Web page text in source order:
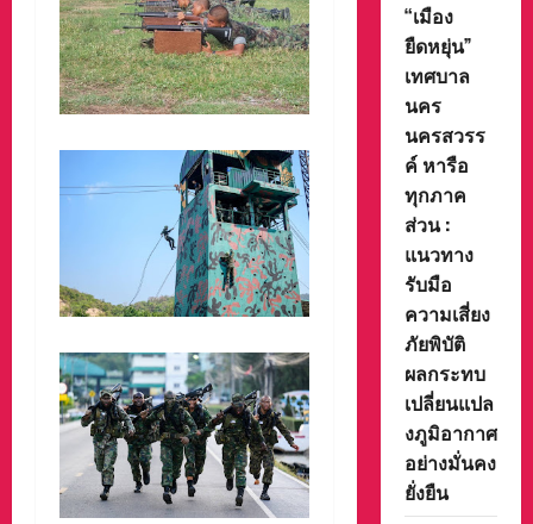
“เมือง
ยืดหยุ่น”
เทศบาล
นคร
นครสวรร
ค์ หารือ
ทุกภาค
ส่วน :
แนวทาง
รับมือ
ความเสี่ยง
ภัยพิบัติ
ผลกระทบ
เปลี่ยนแปล
งภูมิอากาศ
อย่างมั่นคง
ยั่งยืน